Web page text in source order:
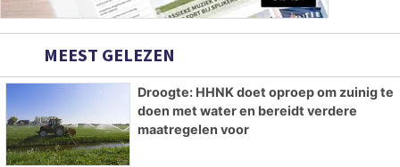
MEEST GELEZEN
Droogte: HHNK doet oproep om zuinig te
doen met water en bereidt verdere
maatregelen voor